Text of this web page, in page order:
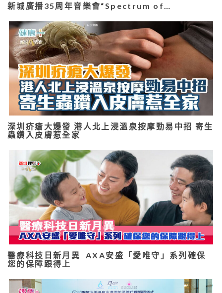
新城廣播35周年音樂會“Spectrum of…
深圳疥瘡大爆發 港人北上浸溫泉按摩勁易中招 寄生
蟲鑽入皮膚惹全家
醫療科技日新月異 AXA安盛「愛唯守」系列確保
您的保障跟得上